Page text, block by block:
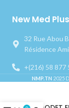
New Med
32 Rue Abou
Résidence
+(216) 58 877
NMP.TN 2025